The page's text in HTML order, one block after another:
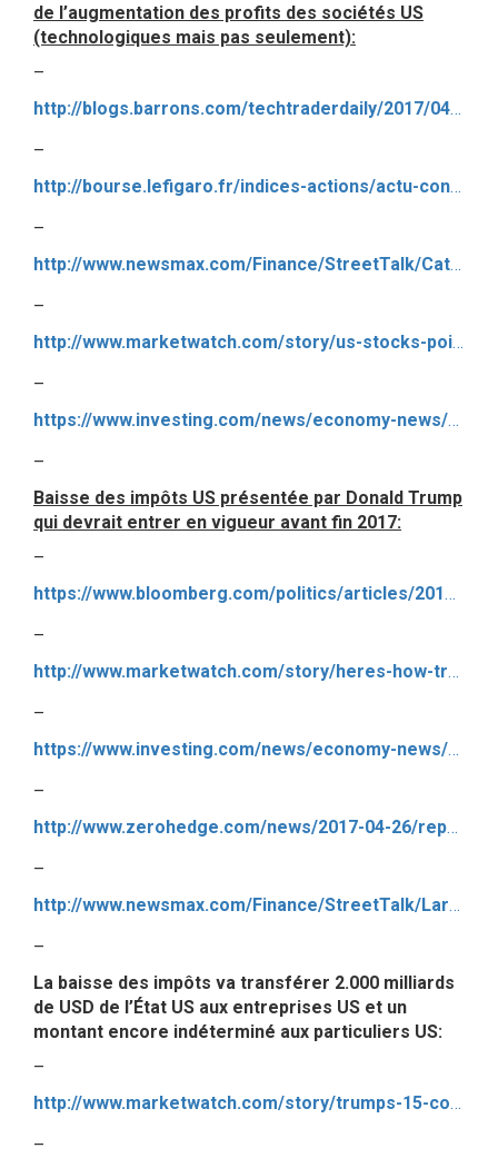
de l’augmentation des profits des sociétés US
(technologiques mais pas seulement):
–
http://blogs.barrons.com/techtraderdaily/2017/04/25/look-at-them-go-nasdaq-6000-as-microsoft-facebook-hit-new-highs/?mod=BOL_hp_highlight_1
–
http://bourse.lefigaro.fr/indices-actions/actu-conseils/la-hausse-des-benefices-des-societes-du-standard-poor-s-500-pourrait-depasser-les-10-en-2017-6055586#xtor=AL-201
–
http://www.newsmax.com/Finance/StreetTalk/Caterpillar-China-industrials-earnings/2017/04/25/id/786211/
–
http://www.marketwatch.com/story/us-stocks-poised-to-build-on-rally-with-flood-of-earnings-ahead-2017-04-25
–
https://www.investing.com/news/economy-news/earnings-boost-equities-with-u.s.-tax-announcement-eyed-477267
–
Baisse des impôts US présentée par Donald Trump
qui devrait entrer en vigueur avant fin 2017:
–
https://www.bloomberg.com/politics/articles/2017-04-26/mnuchin-says-corporate-tax-cut-in-overhaul-to-be-outlined-today
–
http://www.marketwatch.com/story/heres-how-trumps-biggest-tax-cut-in-history-would-stack-up-2017-04-26
–
https://www.investing.com/news/economy-news/trump-tax-reform-eyes-big-cuts-in-corporate-rates-477523
–
http://www.zerohedge.com/news/2017-04-26/republicans-consider-new-obamacare-vote-friday
–
http://www.newsmax.com/Finance/StreetTalk/Larry-Kudlow-Donald-Trump-Gary-Cohn-Steven-Mnuchen/2017/04/26/id/786603/
–
La baisse des impôts va transférer 2.000 milliards
de USD de l’État US aux entreprises US et un
montant encore indéterminé aux particuliers US:
–
http://www.marketwatch.com/story/trumps-15-corporate-tax-rate-could-cost-the-government-2-trillion-2017-04-25
–